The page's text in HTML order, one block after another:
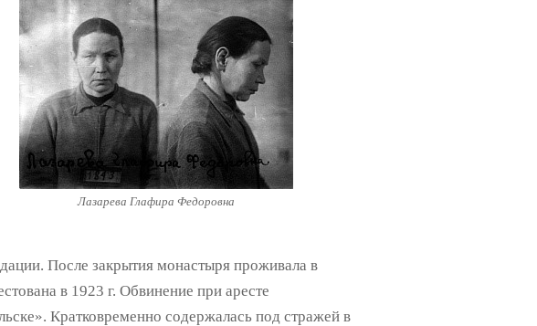
Лазарева Глафира Федоровна
После закрытия монастыря проживала в
в 1923 г. Обвинение при аресте
Кратковременно содержалась под стражей в